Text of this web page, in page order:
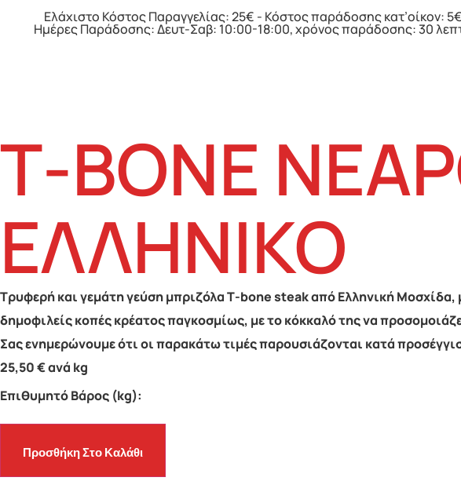
Ελάχιστο Κόστος Παραγγελίας: 25€ - Κόστος παράδοσης κατ’οίκον: 5€
Ημέρες Παράδοσης: Δευτ-Σαβ: 10:00-18:00, χρόνος παράδοσης: 30
Τ-ΒΟΝΕ
ΕΛΛΗΝΙΚΟ
Τρυφερή και γεμάτη γεύση μπριζόλα Τ-bone steak από Ελληνική
δημοφιλείς κοπές κρέατος παγκοσμίως, με το κόκκαλό της να
Σας ενημερώνουμε ότι οι παρακάτω τιμές παρουσιάζονται κατά
25,50€ανά kg
Επιθυμητό Βάρος (kg):
Προσθήκη Στο Καλάθι